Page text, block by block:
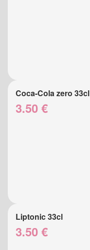
Coca-Cola zero 33cl
3.50 €
Liptonic 33cl
3.50 €